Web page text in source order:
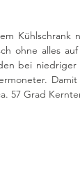
ohne alles
bei niedriger
57 Grad